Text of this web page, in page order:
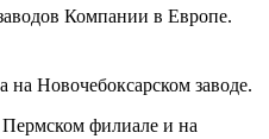
Компании в Европе.
на Новочебоксарском заводе.
филиале и на